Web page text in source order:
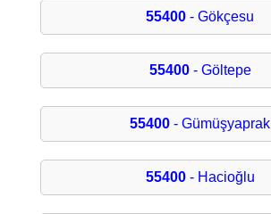
55400 - Gökçesu
55400- Göltepe
55400 - Gümüşyaprak
55400- Hacioğlu